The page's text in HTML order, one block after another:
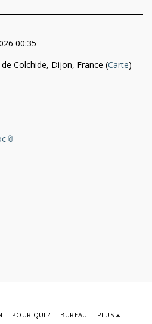
00:35
Colchide, Dijon, France (Carte)
POUR QUI ? BUREAU PLUS